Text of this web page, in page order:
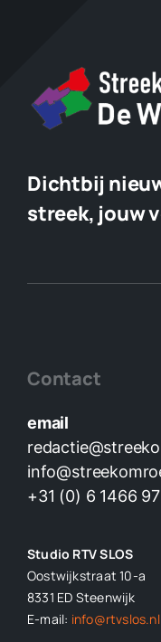
Dichtbij
streek, jouw
Contact
email
+31 (0) 6 1466
Studio RTV SLOS
Oostwijkstraat 10-a
8331 ED Steenwijk
E-mail: info@rtvslos.nl